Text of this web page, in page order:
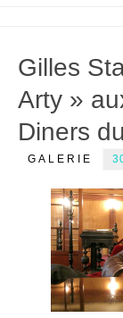
Gilles
Arty »
Diners
GALERIE